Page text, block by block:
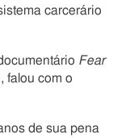
carcerário
Fear
falou com o
de sua pena